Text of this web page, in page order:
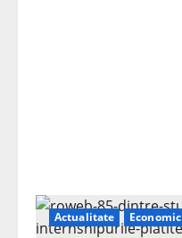
Actualitate Economic